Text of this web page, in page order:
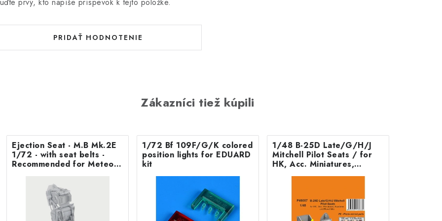
prvý, kto napíše príspevok k tejto položke.
PRIDAŤ HODNOTENIE
Zákazníci tiež kúpili
Ejection Seat - M.B Mk.2E
1/72 - with seat belts -
Recommended for Meteor
1/72 Bf 109F/G/K colored
position lights for EDUARD
kit
1/48 B-25D Late/G/H/J
Mitchell Pilot Seats / for
HK, Acc. Miniatures,
Academy and Revell kits